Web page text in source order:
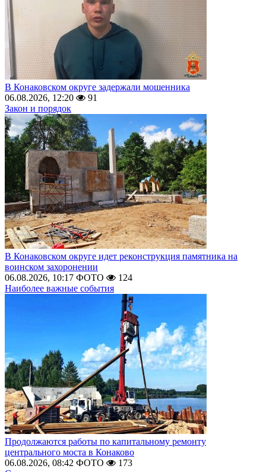
В Конаковском округе задержали мошенника
06.08.2026, 12:20
91
Закон и порядок
В Конаковском округе идет реконструкция памятника на
воинском захоронении
06.08.2026, 10:17 ФОТО
124
Наиболее важные события
Продолжаются работы по капитальному ремонту
центрального моста в Конаково
06.08.2026, 08:42 ФОТО
173